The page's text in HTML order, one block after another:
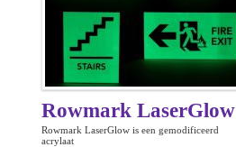
Rowmark LaserGlow
Rowmark LaserGlow is een gemodificeerd
acrylaat